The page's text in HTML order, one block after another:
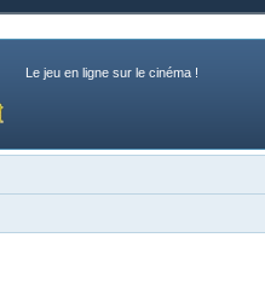
Le jeu en ligne sur le cinéma !